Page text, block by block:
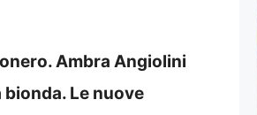
Ambra Angiolini
Le nuove